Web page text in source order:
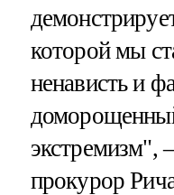
которой мы
ненависть и
экстремизм",
прокурор